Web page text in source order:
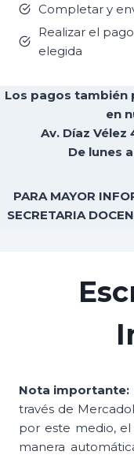
Completar y
Realizar el
elegida
Los pagos también
en
Av. Díaz Vélez
De lunes
PARA MAYOR
SECRETARIA
Nota importante:
través de
por este medio,
manera